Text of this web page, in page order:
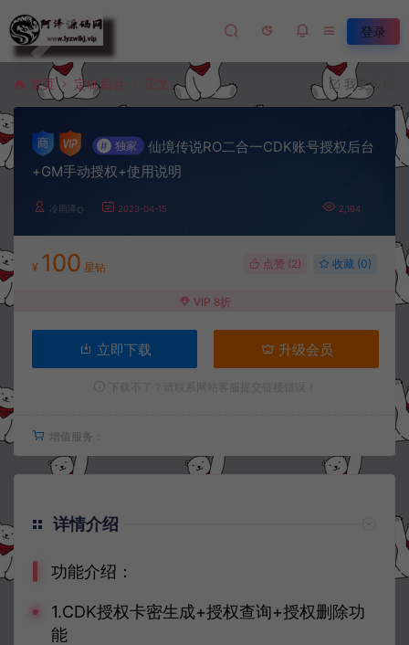
登录
首页 定制后台 正文 我要投稿
# 独家
仙境传说RO二合一CDK账号授权后台
+GM手动授权+使用说明
冷雨泽ღ 2023-04-15 2,164
¥ 100 星钻 点赞 (2) 收藏 (0)
VIP 8折
立即下载 升级会员
增值服务：
详情介绍
功能介绍：
1.CDK授权卡密生成+授权查询+授权删除功
能